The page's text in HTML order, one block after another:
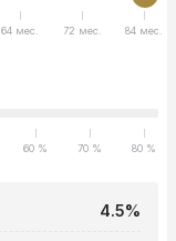
64 мес. 72 мес. 84 мес.
60 % 70 % 80 %
4.5%